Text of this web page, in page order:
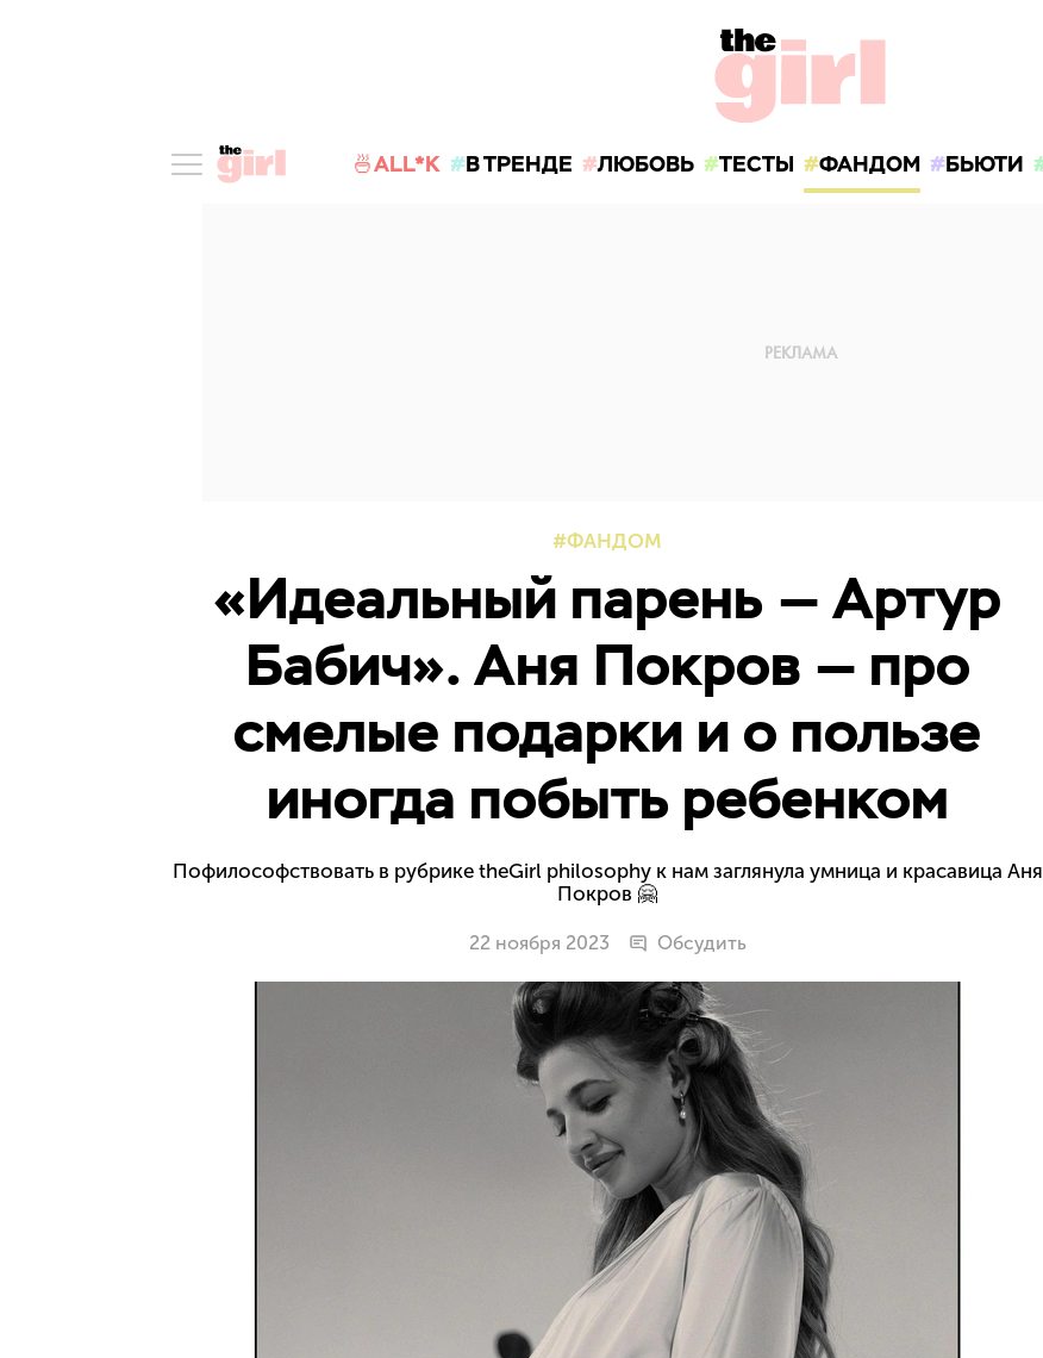
🍜ALL*K В ТРЕНДЕ ЛЮБОВЬ ТЕСТЫ ФАНДОМ БЬЮТИ
ФАНДОМ
«Идеальный парень — Артур
Бабич». Аня Покров — про
смелые подарки и о пользе
иногда побыть ребенком
Пофилософствовать в рубрике theGirl philosophy к нам заглянула умница и красавица Аня
Покров 🤗
22 ноября 2023 Обсудить